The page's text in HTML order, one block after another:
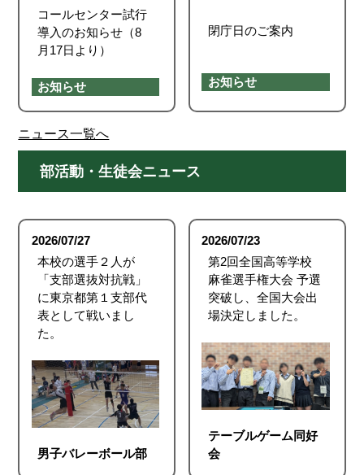
お知らせ
コールセンター試行
導入のお知らせ（8
月17日より）
お知らせ
閉庁日のご案内
ニュース一覧へ
部活動・生徒会ニュース
2026/07/27
男子バレーボール部
本校の選手２人が
「支部選抜対抗戦」
に東京都第１支部代
表として戦いまし
た。
2026/07/23
テーブルゲーム同好
会
第2回全国高等学校
麻雀選手権大会 予選
突破し、全国大会出
場決定しました。